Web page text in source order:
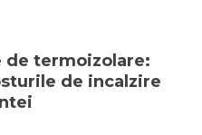
de termoizolare:
de incalzire